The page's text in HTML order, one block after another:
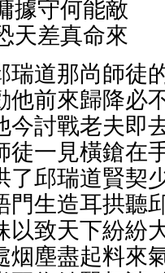
據守何能敵
天差真命來
瑞道那尚師徒
他前來歸降必
今討戰老夫即
徒一見橫鎗在
了邱瑞道賢契
門生造耳拱聽
以致天下紛紛
烟塵盡起料來